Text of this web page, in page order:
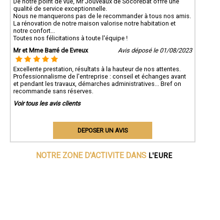
qualité de service exceptionnelle.
Nous ne manquerons pas de le recommander à tous nos amis.
La rénovation de notre maison valorise notre habitation et
notre confort...
Toutes nos félicitations à toute l'équipe !
Mr et Mme Barré de Evreux
Avis déposé le 01/08/2023
Excellente prestation, résultats à la hauteur de nos attentes.
Professionnalisme de l'entreprise : conseil et échanges avant
et pendant les travaux, démarches administratives... Bref on
recommande sans réserves.
Voir tous les avis clients
DEPOSER UN AVIS
NOTRE ZONE D'ACTIVITE DANS L'EURE